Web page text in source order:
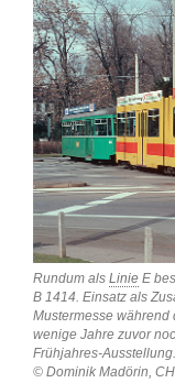
grösseres
Bild
Rundum als Linie E
B 1414. Einsatz als
Mustermesse während
wenige Jahre zuvor
Frühjahres-Ausstellung.
© Dominik Madörin,